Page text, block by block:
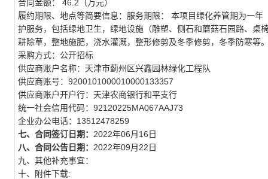
合同金额： 46.2（万元）
履约期限、地点等简要信息：服务期限： 本项目绿化养管期为一
护服务，包括绿地卫生，绿地设施（雕塑、侧石和蘑菇石园路、
耕除草，整地施肥，浇水灌溉，整形修剪及冬季修剪，冬季防寒等
采购方式：公开招标
供应商账户名称：天津市蓟州区兴鑫园林绿化工程队
供应商账号：9200101000010000133357
供应商账户开户行：天津农商银行和平支行
统一社会信用代码：92120225MA067AAJ73
企业办公电话：13512478259
七、合同签订日期： 2022年06月16日
八、合同公告日期： 2022年09月22日
九、其他补充事宜：
十、附件下载: